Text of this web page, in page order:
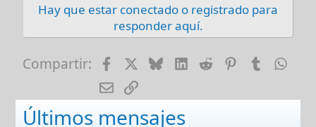
Hay que estar conectado o registrado para
responder aquí.
Compartir: FacebookBlueskyLinkedIn
RedditPinterest
Tumblr
E-mailEnlace
Últimos mensajes